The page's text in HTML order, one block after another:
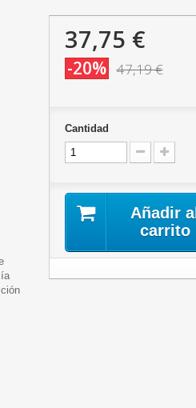
37,75 €
-20% 47,19 €
Cantidad
Añadir al
carrito